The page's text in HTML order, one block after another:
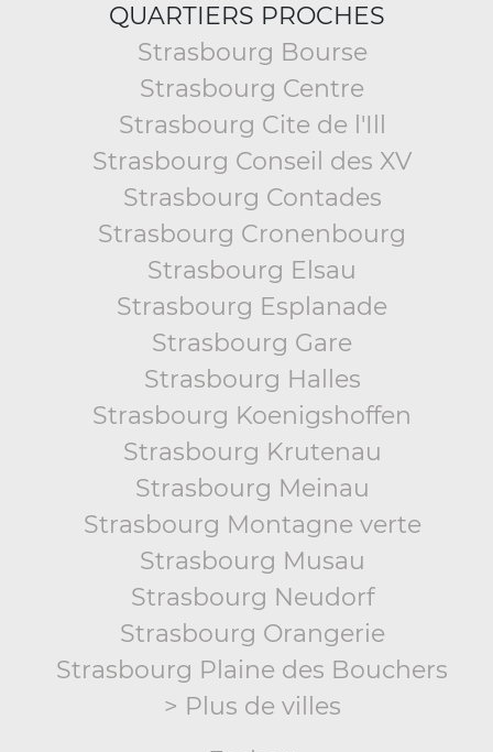
QUARTIERS PROCHES
Strasbourg Bourse
Strasbourg Centre
Strasbourg Cite de l'Ill
Strasbourg Conseil des XV
Strasbourg Contades
Strasbourg Cronenbourg
Strasbourg Elsau
Strasbourg Esplanade
Strasbourg Gare
Strasbourg Halles
Strasbourg Koenigshoffen
Strasbourg Krutenau
Strasbourg Meinau
Strasbourg Montagne verte
Strasbourg Musau
Strasbourg Neudorf
Strasbourg Orangerie
Strasbourg Plaine des Bouchers
> Plus de villes